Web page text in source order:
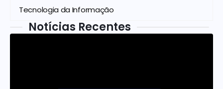
Tecnologia da Informação
Notícias Recentes